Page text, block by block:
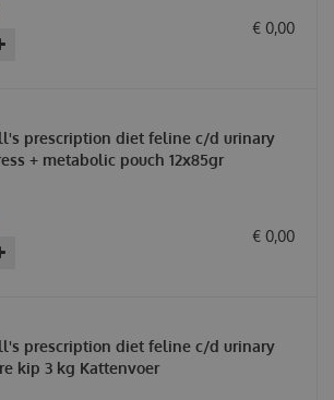
€ 0,00
prescription diet feline c/d urinary
+ metabolic pouch 12x85gr
€ 0,00
prescription diet feline c/d urinary
kip 3 kg Kattenvoer